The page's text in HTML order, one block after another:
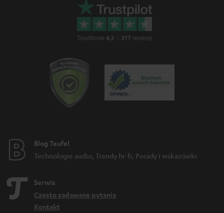
Blog Teufel
Technologie audio, Trendy hi-fi, Porady i wskazówki
Serwis
Często zadawane pytania
Kontakt